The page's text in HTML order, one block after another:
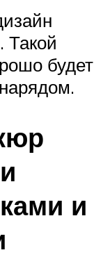
Такой
будет
и